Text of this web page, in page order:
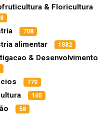
& Floricultura
708
alimentar 1882
& Desenvolvimento
770
165
58